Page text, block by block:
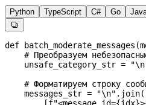
Python TypeScript C# Go

def batch_moderate_messages (
# Преобразуем
    unsafe_category_str
= "\n
# Форматируем строку
    messages_str
= "\n" .join(
        [
f"<message id={idx}>